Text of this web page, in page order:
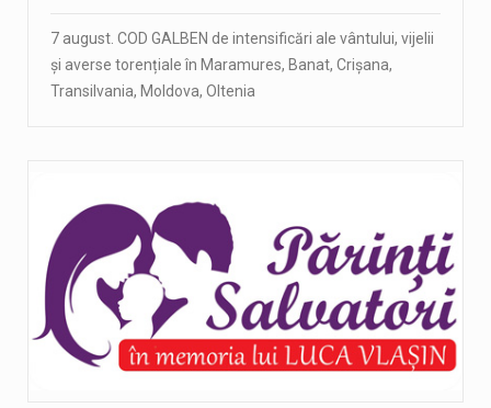
7 august. COD GALBEN de intensificări ale vântului, vijelii
și averse torențiale în Maramures, Banat, Crișana,
Transilvania, Moldova, Oltenia